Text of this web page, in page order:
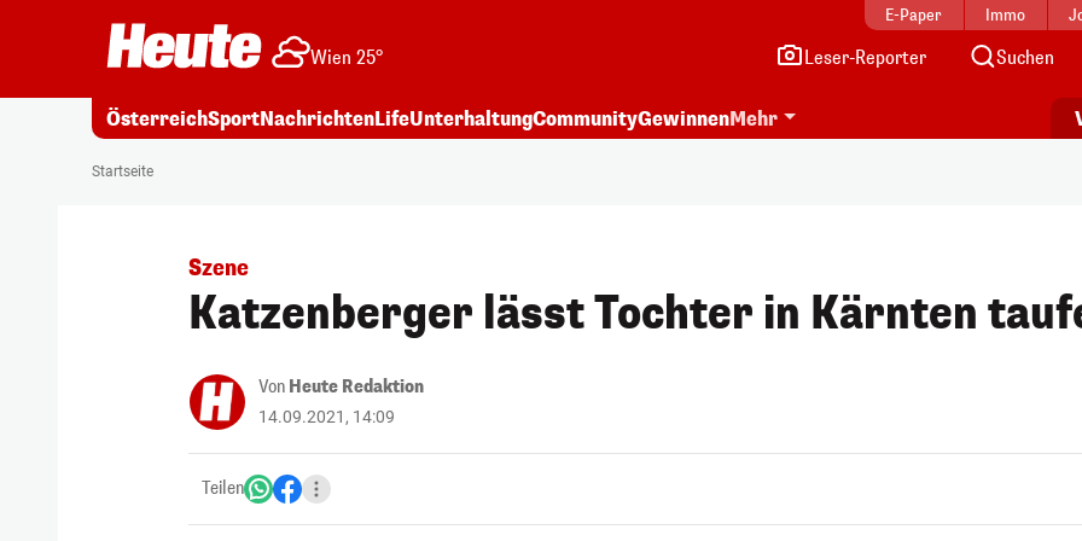
E-Paper Immo
Wien 25° Leser-Reporter Suchen
ÖsterreichSportNachrichtenLifeUnterhaltungCommunityGewinnenMehr
Startseite
Szene
Katzenberger lässt Tochter in Kärnten
Von Heute Redaktion
14.09.2021, 14:09
Teilen